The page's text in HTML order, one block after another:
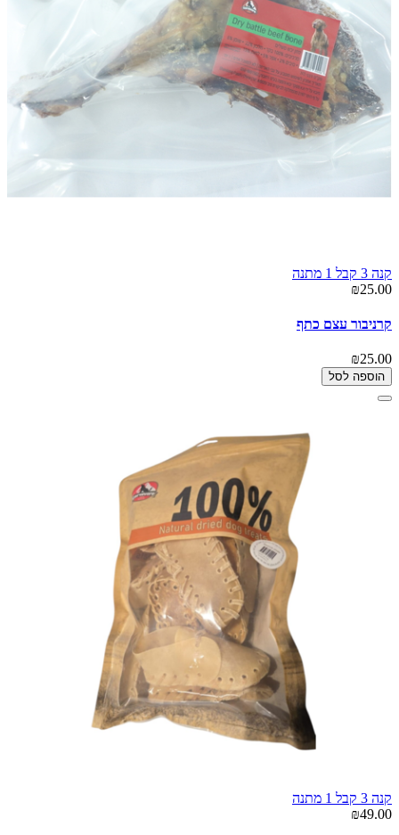
קנה 3 קבל 1 מתנה
₪25.00
קרניבור עצם כתף
₪25.00
הוספה לסל
קנה 3 קבל 1 מתנה
₪49.00